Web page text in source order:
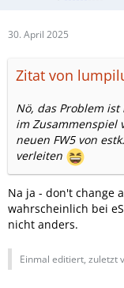
30. April 2025
Zitat von
Nö, das Problem
im Zusammenspiel
neuen FW5 von
verleiten
Na ja - don't change
wahrscheinlich bei
nicht anders.
Einmal editiert, zuletzt